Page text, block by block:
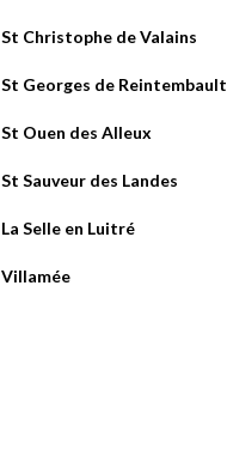
St Christophe de Valains
St Georges de Reintembault
St Ouen des Alleux
St Sauveur des Landes
La Selle en Luitré
Villamée